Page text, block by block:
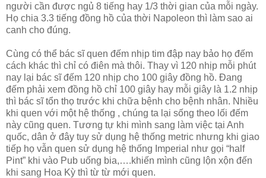
người cần được ngủ 8 tiếng hay 1/3 thời gian của mỗi ngày.
Họ chia 3.3 tiếng đồng hồ của thời Napoleon thì làm sao ai
canh cho đúng.
Cùng có thể bác sĩ quen đếm nhịp tim đập nay bảo họ đếm
cách khác thì chỉ có điên mà thôi. Thay vì 120 nhịp mỗi phút
nay lại bác sĩ đếm 120 nhịp cho 100 giây đồng hồ. Đang
đếm phải xem đồng hồ chỉ 100 giây hay mỗi giây là 1.2 nhịp
thì bác sĩ tổn thọ trước khi chữa bệnh cho bệnh nhân. Nhiều
khi quen với một hệ thống , chúng ta lại sống theo lối đếm
này cũng quen. Tương tự khi mình sang làm việc tại Anh
quốc, dân ở đây tuy sử dụng hệ thống metric nhưng khi giao
tiếp họ vẫn quen sử dụng hệ thống Imperial như gọi “half
Pint” khi vào Pub uống bia,….khiến mình cũng lộn xộn đến
khi sang Hoa Kỳ thì từ từ mới quen.